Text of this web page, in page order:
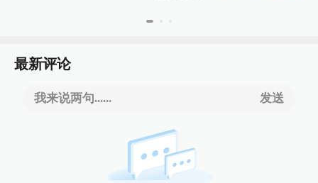
最新评论
我来说两句...... 发送